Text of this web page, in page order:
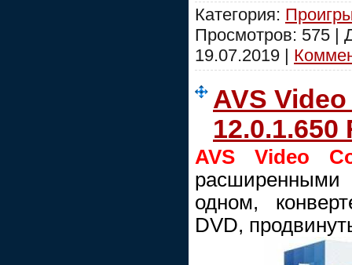
Категория:
Просмотров: 575 |
19.07.2019 |
AVS
12.0.1.650
AVS Video
одном,
DVD,